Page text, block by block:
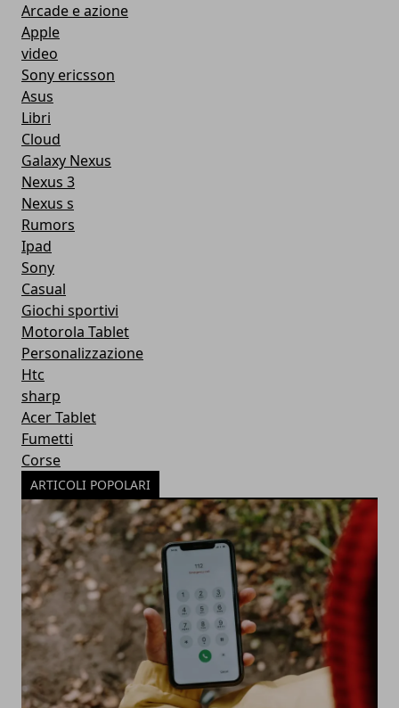
Arcade e azione
Apple
video
Sony ericsson
Asus
Libri
Cloud
Galaxy Nexus
Nexus 3
Nexus s
Rumors
Ipad
Sony
Casual
Giochi sportivi
Motorola Tablet
Personalizzazione
Htc
sharp
Acer Tablet
Fumetti
Corse
ARTICOLI POPOLARI